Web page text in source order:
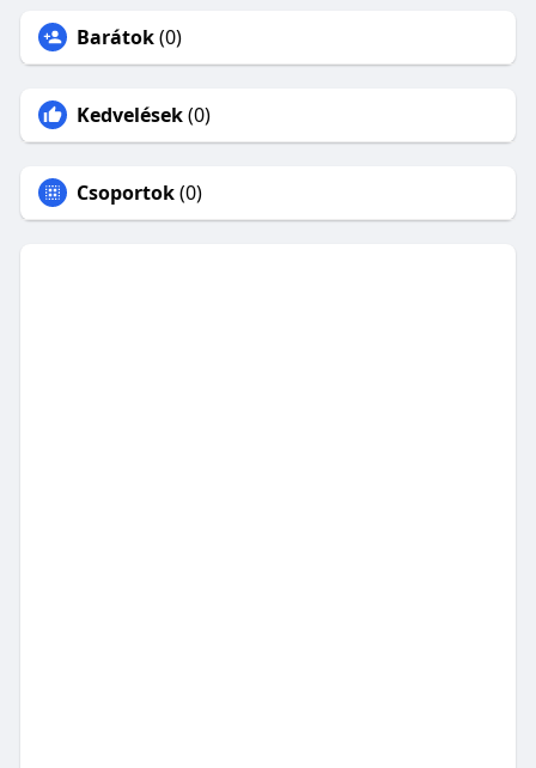
Barátok(0)
Kedvelések(0)
Csoportok(0)